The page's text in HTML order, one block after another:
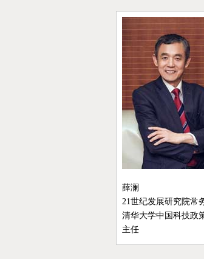
崔之元
清华大学公共管理学
清华大学国情研究院